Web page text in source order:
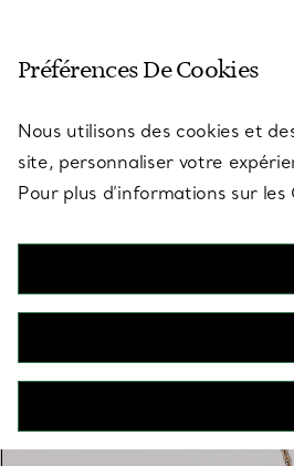
Préférences De Cookies
Nous utilisons des cookies et
site, personnaliser votre
Pour plus d’informations sur